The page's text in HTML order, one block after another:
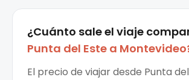
¿Cuánto sale el viaje
Punta del Este a Montevideo
El precio de viajar desde Punta